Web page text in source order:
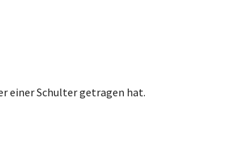
einer Schulter getragen hat.